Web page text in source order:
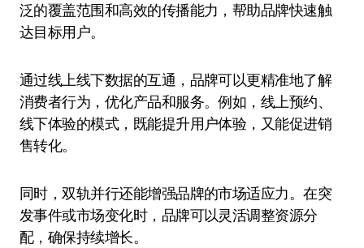
泛的覆盖范围和高效的传播能力，帮助品牌快速触
达目标用户。
通过线上线下数据的互通，品牌可以更精准地了解
消费者行为，优化产品和服务。例如，线上预约、
线下体验的模式，既能提升用户体验，又能促进销
售转化。
同时，双轨并行还能增强品牌的市场适应力。在突
发事件或市场变化时，品牌可以灵活调整资源分
配，确保持续增长。